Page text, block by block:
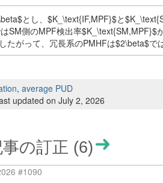
とし、$K_\text{IF,MPF}$と
SM側のMPF検出率$K_\text{SM,MPF}$が
たがって、冗長系のPMHFは$2\beta$で
, average PUD
updated on July 2, 2026
の訂正 (6)
#1090